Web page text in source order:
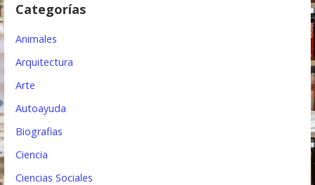
a
a
Categorías
Animales
Arquitectura
Arte
Autoayuda
Biografias
Ciencia
Ciencias Sociales